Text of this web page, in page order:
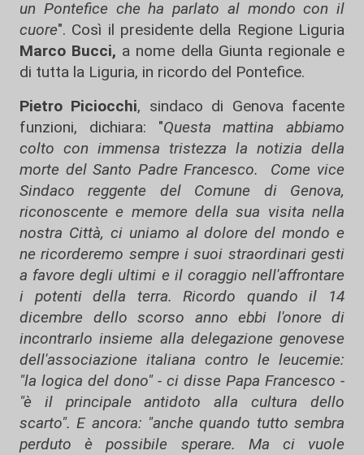
un Pontefice che ha parlato al mondo con il
cuore". Così il presidente della Regione Liguria
Marco Bucci, a nome della Giunta regionale e
di tutta la Liguria, in ricordo del Pontefice.
Pietro Piciocchi, sindaco di Genova facente
funzioni, dichiara: "Questa mattina abbiamo
colto con immensa tristezza la notizia della
morte del Santo Padre Francesco. Come vice
Sindaco reggente del Comune di Genova,
riconoscente e memore della sua visita nella
nostra Città, ci uniamo al dolore del mondo e
ne ricorderemo sempre i suoi straordinari gesti
a favore degli ultimi e il coraggio nell'affrontare
i potenti della terra. Ricordo quando il 14
dicembre dello scorso anno ebbi l'onore di
incontrarlo insieme alla delegazione genovese
dell'associazione italiana contro le leucemie:
"la logica del dono" - ci disse Papa Francesco -
"è il principale antidoto alla cultura dello
scarto". E ancora: "anche quando tutto sembra
perduto è possibile sperare. Ma ci vuole